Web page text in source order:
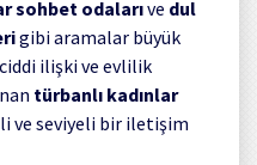
sohbet odalarıve dul
gibi aramalar büyük
ilişki ve evlilik
türbanlı kadınlar
ve seviyeli bir iletişim